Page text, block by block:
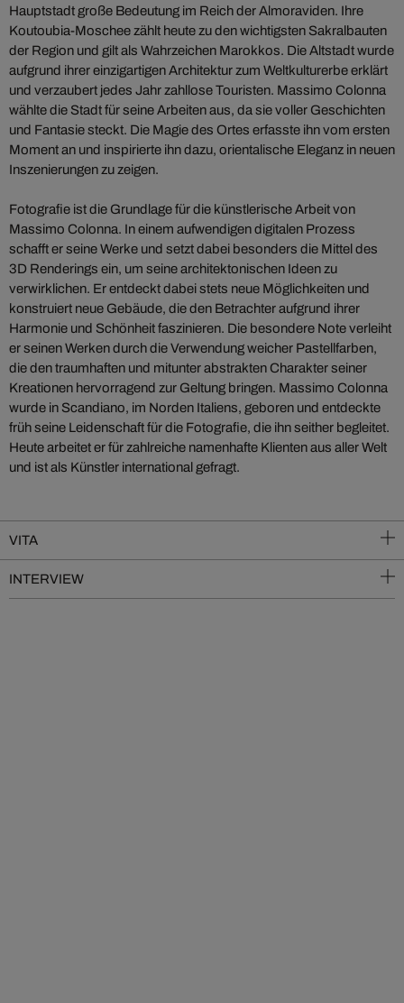
Hauptstadt große Bedeutung im Reich der Almoraviden. Ihre
Koutoubia-Moschee zählt heute zu den wichtigsten Sakralbauten
der Region und gilt als Wahrzeichen Marokkos. Die Altstadt wurde
aufgrund ihrer einzigartigen Architektur zum Weltkulturerbe erklärt
und verzaubert jedes Jahr zahllose Touristen. Massimo Colonna
wählte die Stadt für seine Arbeiten aus, da sie voller Geschichten
und Fantasie steckt. Die Magie des Ortes erfasste ihn vom ersten
Moment an und inspirierte ihn dazu, orientalische Eleganz in neuen
Inszenierungen zu zeigen.
Fotografie ist die Grundlage für die künstlerische Arbeit von
Massimo Colonna. In einem aufwendigen digitalen Prozess
schafft er seine Werke und setzt dabei besonders die Mittel des
3D Renderings ein, um seine architektonischen Ideen zu
verwirklichen. Er entdeckt dabei stets neue Möglichkeiten und
konstruiert neue Gebäude, die den Betrachter aufgrund ihrer
Harmonie und Schönheit faszinieren. Die besondere Note verleiht
er seinen Werken durch die Verwendung weicher Pastellfarben,
die den traumhaften und mitunter abstrakten Charakter seiner
Kreationen hervorragend zur Geltung bringen. Massimo Colonna
wurde in Scandiano, im Norden Italiens, geboren und entdeckte
früh seine Leidenschaft für die Fotografie, die ihn seither begleitet.
Heute arbeitet er für zahlreiche namenhafte Klienten aus aller Welt
und ist als Künstler international gefragt.
VITA
INTERVIEW